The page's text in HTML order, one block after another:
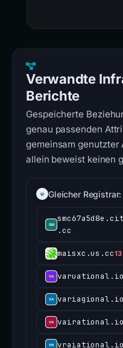
Verwandte
Berichte
Gespeicherte
genau passenden
gemeinsam genutzter
allein beweist keinen
Gleicher Registrar:
.cc
maisxc.us.cc
varuational.io
variagional.io
vairational.io
vraiational.io